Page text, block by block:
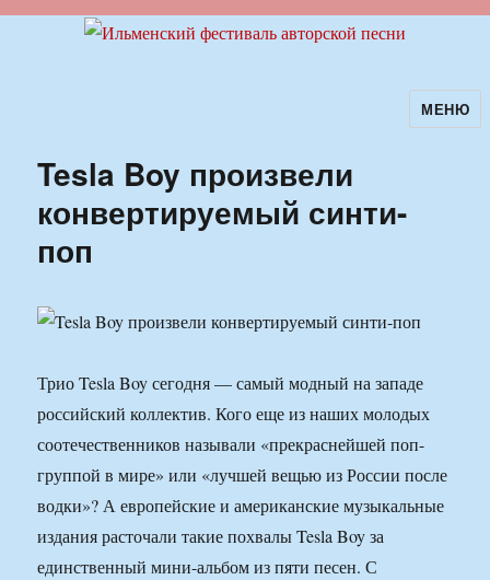
Ильменский фестиваль авторской
песни
МЕНЮ
Tesla Boy произвели
конвертируемый синти-
поп
Трио Tesla Boy сегодня — самый модный на западе
российский коллектив. Кого еще из наших молодых
соотечественников называли «прекраснейшей поп-
группой в мире» или «лучшей вещью из России после
водки»? А европейские и американские музыкальные
издания расточали такие похвалы Tesla Boy за
единственный мини-альбом из пяти песен. С